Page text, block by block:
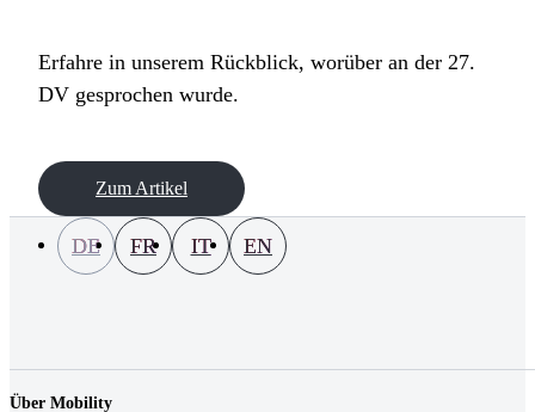
Erfahre in unserem Rückblick, worüber an der 27.
DV gesprochen wurde.
Zum Artikel
Über Mobility
DE FR IT EN